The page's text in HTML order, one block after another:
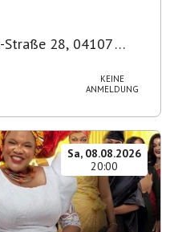
Straße 28, 04107
KEINE
ANMELDUNG
Sa, 08.08.2026
20:00